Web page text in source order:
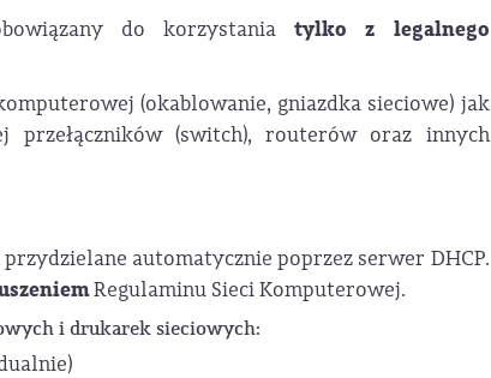
do korzystaniatylko z legalnego
(okablowanie, gniazdka sieciowe) jak
(switch), routerów oraz innych
automatycznie poprzez serwer DHCP.
Regulaminu Sieci Komputerowej.
i drukarek sieciowych: